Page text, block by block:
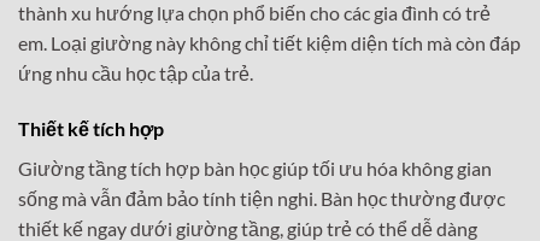
thành xu hướng lựa chọn phổ biến cho các gia đình có trẻ
em. Loại giường này không chỉ tiết kiệm diện tích mà còn đáp
ứng nhu cầu học tập của trẻ.
Thiết kế tích hợp
Giường tầng tích hợp bàn học giúp tối ưu hóa không gian
sống mà vẫn đảm bảo tính tiện nghi. Bàn học thường được
thiết kế ngay dưới giường tầng, giúp trẻ có thể dễ dàng